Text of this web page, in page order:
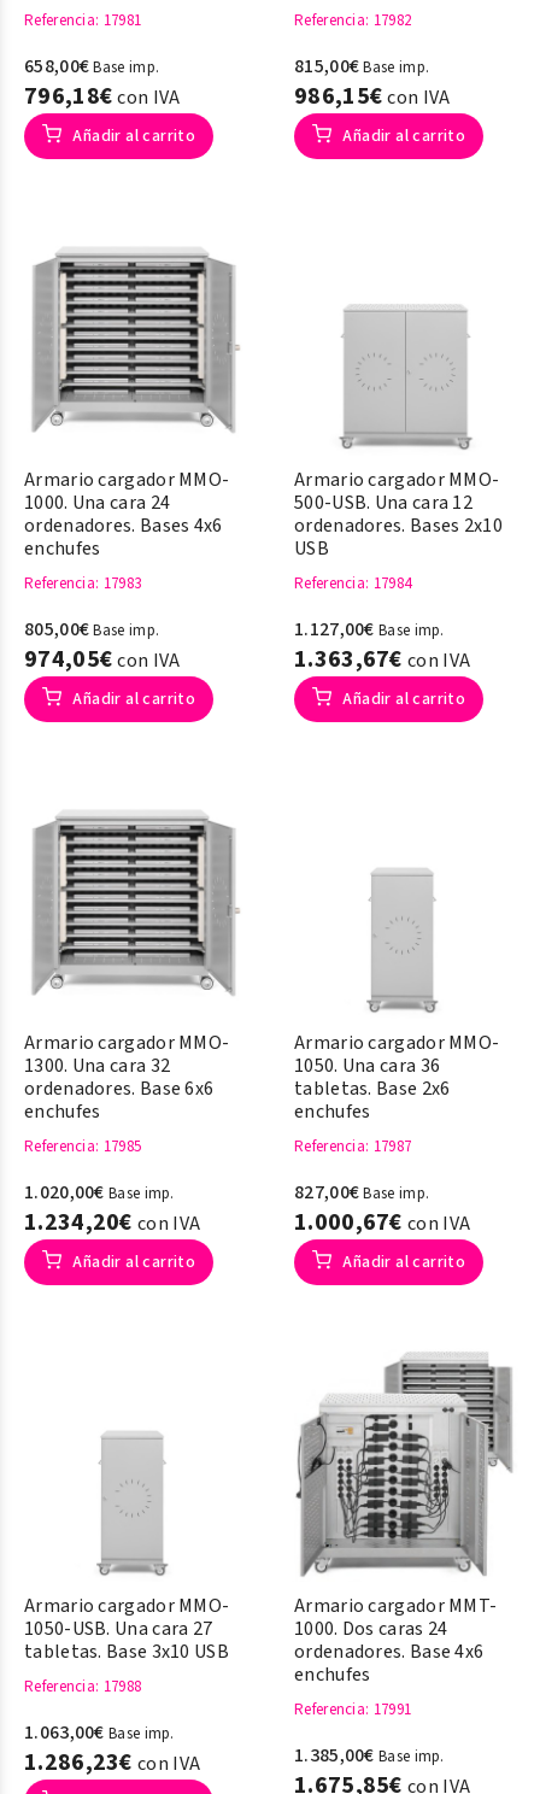
Referencia: 17981
658,00€Base imp.
796,18€con IVA
Añadir al carrito
Referencia: 17982
815,00€Base imp.
986,15€con IVA
Añadir al carrito
Armario cargador MMO-
1000. Una cara 24
ordenadores. Bases 4x6
enchufes
Referencia: 17983
805,00€Base imp.
974,05€con IVA
Añadir al carrito
Armario cargador MMO-
500-USB. Una cara 12
ordenadores. Bases 2x10
USB
Referencia: 17984
1.127,00€ Base imp.
1.363,67€ con IVA
Añadir al carrito
Armario cargador MMO-
1300. Una cara 32
ordenadores. Base 6x6
enchufes
Referencia: 17985
1.020,00€ Base imp.
1.234,20€ con IVA
Añadir al carrito
Armario cargador MMO-
1050. Una cara 36
tabletas. Base 2x6
enchufes
Referencia: 17987
827,00€Base imp.
1.000,67€ con IVA
Añadir al carrito
Armario cargador MMO-
1050-USB. Una cara 27
tabletas. Base 3x10 USB
Referencia: 17988
1.063,00€ Base imp.
1.286,23€ con IVA
Armario cargador MMT-
1000. Dos caras 24
ordenadores. Base 4x6
enchufes
Referencia: 17991
1.385,00€ Base imp.
1.675,85€ con IVA